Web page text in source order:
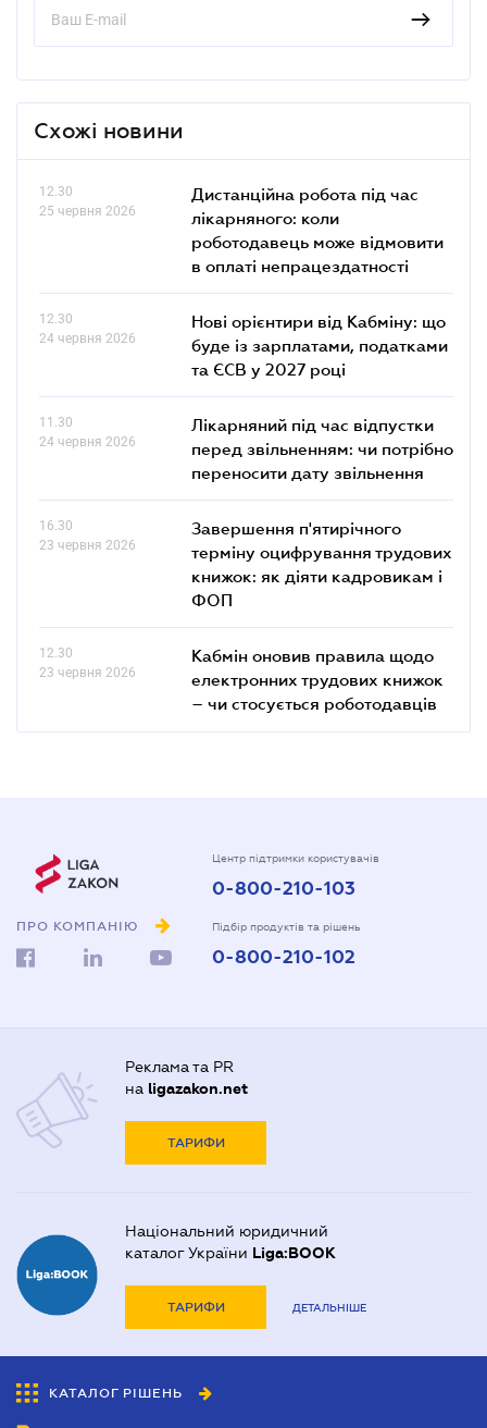
Схожі новини
12.30
25 червня 2026
Дистанційна робота під час
лікарняного: коли
роботодавець може відмовити
в оплаті непрацездатності
12.30
24 червня 2026
Нові орієнтири від Кабміну: що
буде із зарплатами, податками
та ЄСВ у 2027 році
11.30
24 червня 2026
Лікарняний під час відпустки
перед звільненням: чи потрібно
переносити дату звільнення
16.30
23 червня 2026
Завершення п'ятирічного
терміну оцифрування трудових
книжок: як діяти кадровикам і
ФОП
12.30
23 червня 2026
Кабмін оновив правила щодо
електронних трудових книжок
– чи стосується роботодавців
ПРО КОМПАНІЮ
Центр підтримки користувачів
0-800-210-103
Підбір продуктів та рішень
0-800-210-102
Реклама та PR
на ligazakon.net
ТАРИФИ
Національний юридичний
каталог України Liga:BOOK
ТАРИФИ ДЕТАЛЬНІШЕ
КАТАЛОГ РІШЕНЬ